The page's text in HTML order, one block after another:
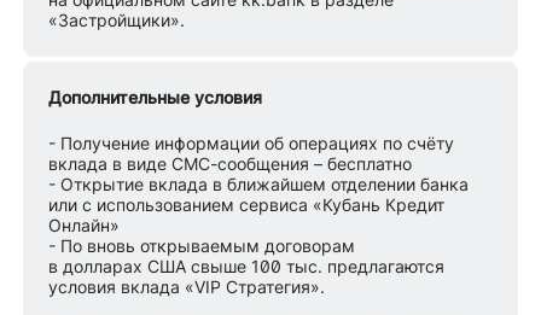
«Застройщики».
Дополнительные условия
- Получение информации об операциях по счёту
вклада в виде СМС-сообщения – бесплатно
- Открытие вклада в ближайшем отделении банка
или с использованием сервиса «Кубань Кредит
Онлайн»
- По вновь открываемым договорам
в долларах США свыше 100 тыс. предлагаются
условия вклада «VIP Стратегия».